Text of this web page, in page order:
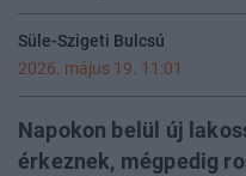
Süle-Szigeti Bulcsú
2026. május 19. 11:01
Napokon belül új
érkeznek, mégpedig